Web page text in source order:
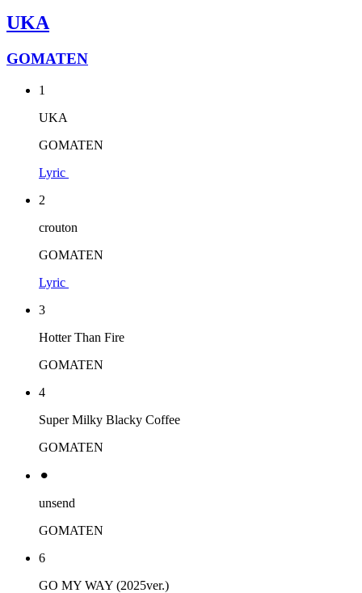
UKA
GOMATEN
1
UKA
GOMATEN
Lyric
2
crouton
GOMATEN
Lyric
3
Hotter Than Fire
GOMATEN
4
Super Milky Blacky Coffee
GOMATEN
⚫︎
unsend
GOMATEN
6
GO MY WAY (2025ver.)